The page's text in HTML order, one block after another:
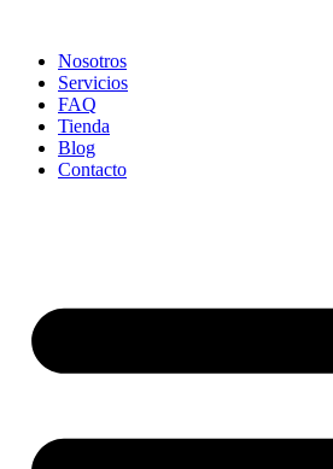
contenidoNosotros
Servicios
FAQ
Tienda
Blog
Contacto